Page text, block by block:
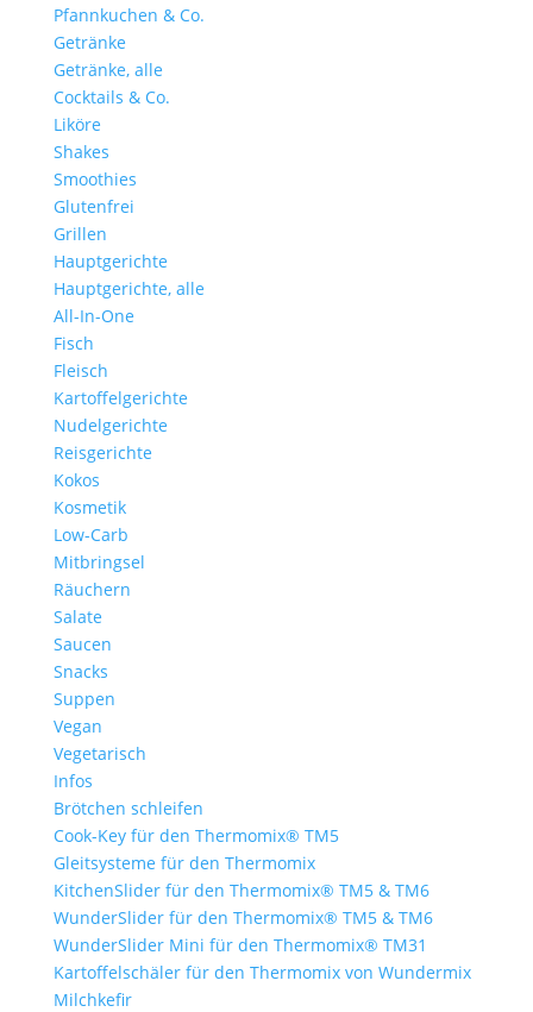
Pfannkuchen & Co.
Getränke
Getränke, alle
Cocktails & Co.
Liköre
Shakes
Smoothies
Glutenfrei
Grillen
Hauptgerichte
Hauptgerichte, alle
All-In-One
Fisch
Fleisch
Kartoffelgerichte
Nudelgerichte
Reisgerichte
Kokos
Kosmetik
Low-Carb
Mitbringsel
Räuchern
Salate
Saucen
Snacks
Suppen
Vegan
Vegetarisch
Infos
Brötchen schleifen
Cook-Key für den Thermomix® TM5
Gleitsysteme für den Thermomix
KitchenSlider für den Thermomix® TM5 & TM6
WunderSlider für den Thermomix® TM5 & TM6
WunderSlider Mini für den Thermomix® TM31
Kartoffelschäler für den Thermomix von Wundermix
Milchkefir